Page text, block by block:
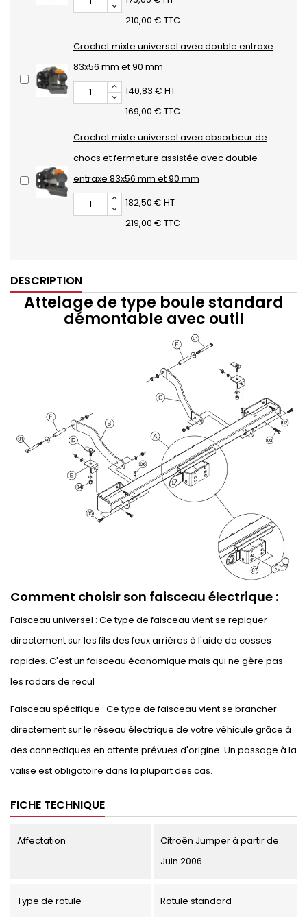
210,00 € TTC
Crochet mixte universel avec double entraxe
83x56 mm et 90 mm
140,83 € HT
169,00 € TTC
Crochet mixte universel avec absorbeur de
chocs et fermeture assistée avec double
entraxe 83x56 mm et 90 mm
182,50 € HT
219,00 € TTC
DESCRIPTION
Attelage de type boule standard
démontable avec outil
Comment choisir son faisceau électrique :
Faisceau universel : Ce type de faisceau vient se repiquer
directement sur les fils des feux arrières à l'aide de cosses
rapides. C'est un faisceau économique mais qui ne gère pas
les radars de recul
Faisceau spécifique : Ce type de faisceau vient se brancher
directement sur le réseau électrique de votre véhicule grâce à
des connectiques en attente prévues d'origine. Un passage à la
valise est obligatoire dans la plupart des cas.
FICHE TECHNIQUE
Affectation
Citroën Jumper à partir de
Juin 2006
Type de rotule Rotule standard